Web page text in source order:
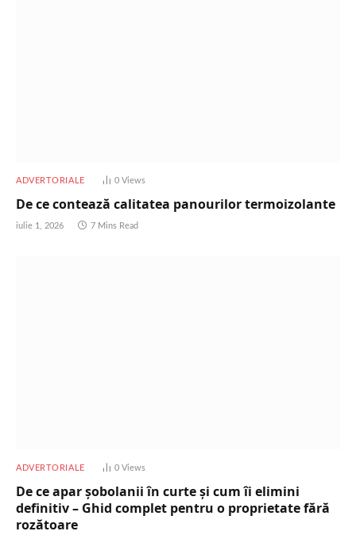
ADVERTORIALE 0 Views
De ce contează calitatea panourilor termoizolante
iulie 1, 2026 7 Mins Read
ADVERTORIALE 0 Views
De ce apar șobolanii în curte și cum îi elimini
definitiv – Ghid complet pentru o proprietate fără
rozătoare